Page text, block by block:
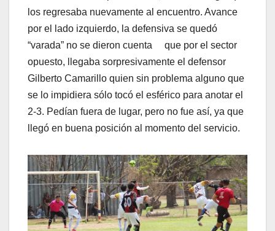
los regresaba nuevamente al encuentro. Avance
por el lado izquierdo, la defensiva se quedó
“varada” no se dieron cuenta que por el sector
opuesto, llegaba sorpresivamente el defensor
Gilberto Camarillo quien sin problema alguno que
se lo impidiera sólo tocó el esférico para anotar el
2-3. Pedían fuera de lugar, pero no fue así, ya que
llegó en buena posición al momento del servicio.